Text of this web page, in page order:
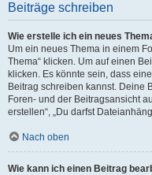
Beiträge schreiben
Wie erstelle ich ein neues
Um ein neues Thema in einem
Thema“ klicken. Um auf einen
klicken. Es könnte sein, dass
Beitrag schreiben kannst. Deine
Foren- und der Beitragsansicht
erstellen“, „Du darfst
Nach oben
Wie kann ich einen Beitrag